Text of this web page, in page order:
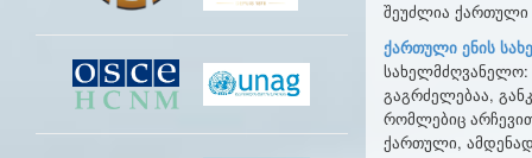
შეუძლია ქართული
ქართული ენის
სახელმძღვანელო:
გაგრძელებაა,
რომლებიც
ქართული,